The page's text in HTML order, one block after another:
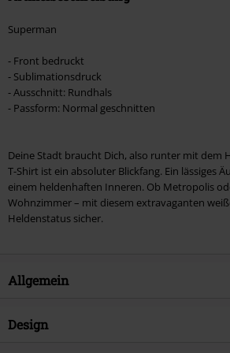
Superman
- Front bedruckt
- Sublimationsdruck
- Ausschnitt: Rundhals
- Passform: Normal geschnitten
Deine Stadt braucht Dich, also runter mit dem
T-Shirt ist ein absoluter Blickfang. Ein lässiges
einem heldenhaften Inneren. Ob Metropolis
Wohnzimmer – mit diesem extravaganten
Heldenstatus sicher.
Allgemein
Artikelnummer:
Design